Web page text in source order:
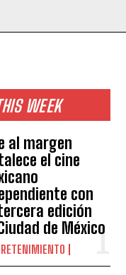
WEEK
al margen
el cine
con
edición
de México